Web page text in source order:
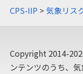
CPS-IIP >気象リス
Copyright 2014-
ンテンツのうち、